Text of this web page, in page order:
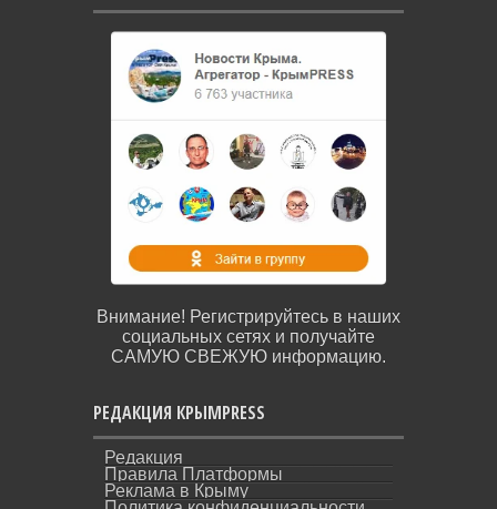
Внимание! Регистрируйтесь в наших
социальных сетях и получайте
САМУЮ СВЕЖУЮ информацию.
РЕДАКЦИЯ КРЫМPRESS
Редакция
Правила Платформы
Реклама в Крыму